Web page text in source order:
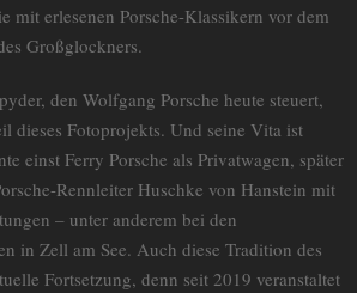
mit erlesenen Porsche-Klassikern vor dem
Großglockners.
den Wolfgang Porsche heute steuert,
dieses Fotoprojekts. Und seine Vita ist
einst Ferry Porsche als Privatwagen, später
Rennleiter Huschke von Hanstein mit
– unter anderem bei den
in Zell am See. Auch diese Tradition des
Fortsetzung, denn seit 2019 veranstaltet